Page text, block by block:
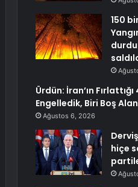
150
Ürdün: İran’ın
Engelledik, Biri Boş
Ağustos 6, 2026
hiçe